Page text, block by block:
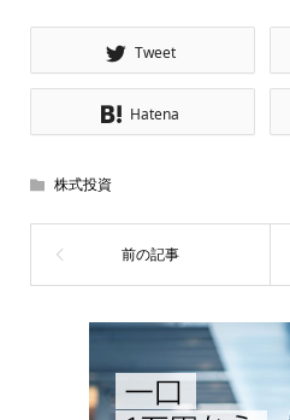
Tweet
Hatena
株式投資